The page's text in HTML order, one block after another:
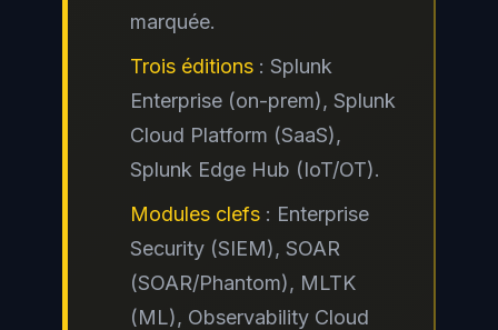
marquée.
Trois éditions : Splunk
Enterprise (on-prem), Splunk
Cloud Platform (SaaS),
Splunk Edge Hub (IoT/OT).
Modules clefs : Enterprise
Security (SIEM), SOAR
(SOAR/Phantom), MLTK
(ML), Observability Cloud